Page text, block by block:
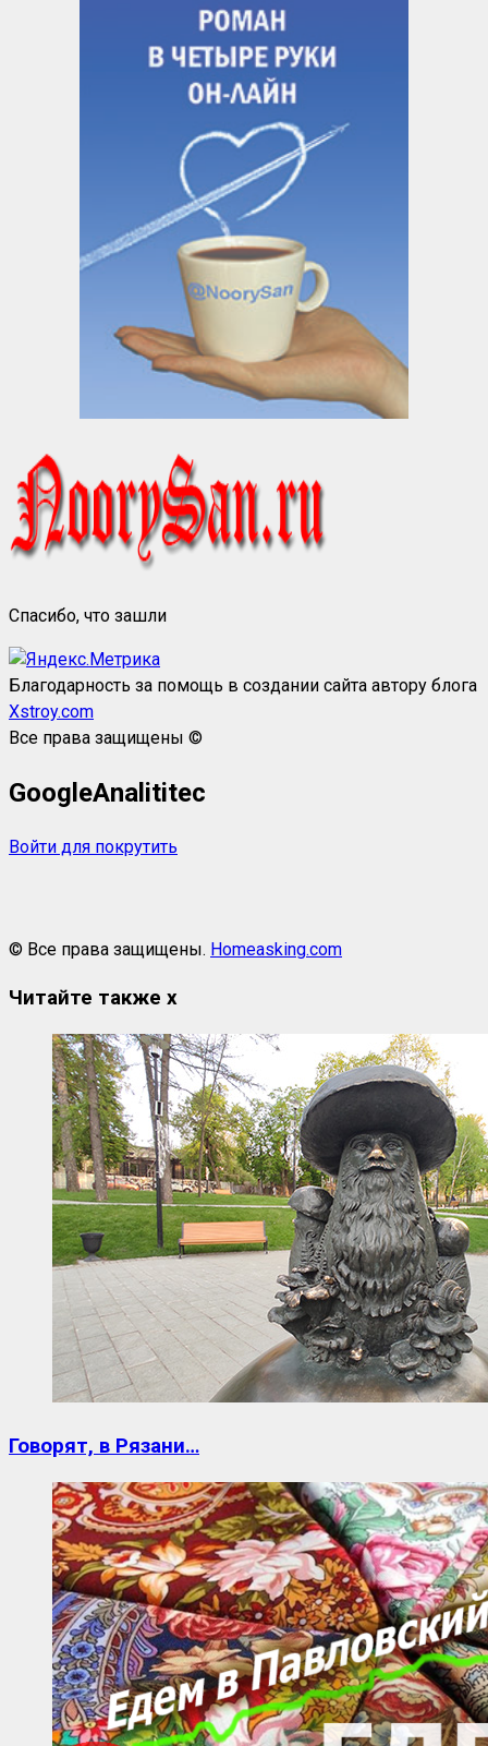
Спасибо, что зашли
Благодарность за помощь в создании сайта автору блога
Xstroy.com
Все права защищены ©
GoogleAnalititec
Войти для покрутить
© Все права защищены. Homeasking.com
Читайте также x
Говорят, в Рязани…